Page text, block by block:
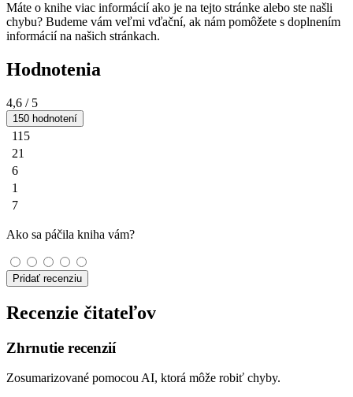
Máte o knihe viac informácií ako je na tejto stránke alebo ste našli
chybu? Budeme vám veľmi vďační, ak nám pomôžete s doplnením
informácií na našich stránkach.
Hodnotenia
4,6 / 5
150 hodnotení
115
21
6
1
7
Ako sa páčila kniha vám?
Pridať recenziu
Recenzie čitateľov
Zhrnutie recenzií
Zosumarizované pomocou AI, ktorá môže robiť chyby.